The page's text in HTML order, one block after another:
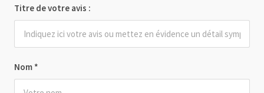
Nom *
Titre de votre avis :